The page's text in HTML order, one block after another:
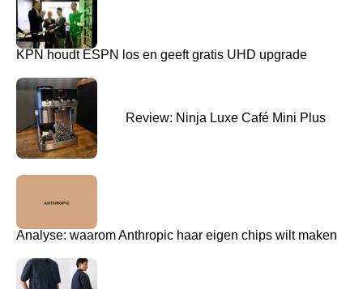
KPN houdt ESPN los en geeft gratis UHD upgrade
Review: Ninja Luxe Café Mini Plus
Analyse: waarom Anthropic haar eigen chips wilt maken